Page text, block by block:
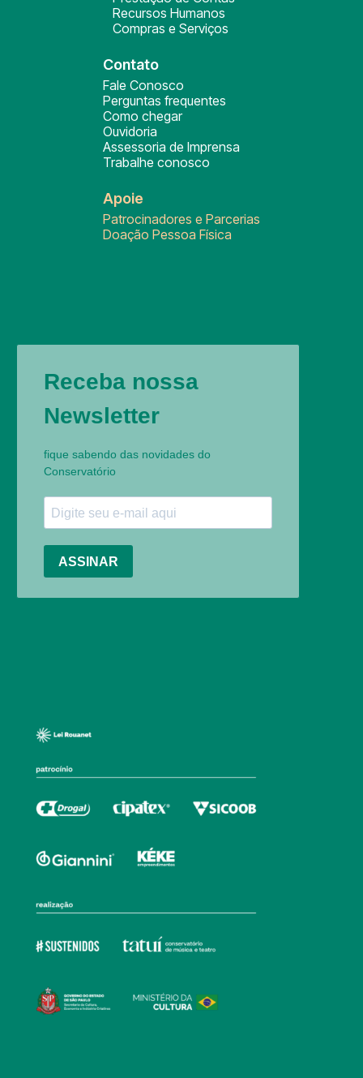
Recursos Humanos
Compras e Serviços
Contato
Fale Conosco
Perguntas frequentes
Como chegar
Ouvidoria
Assessoria de Imprensa
Trabalhe conosco
Apoie
Patrocinadores e Parcerias
Doação Pessoa Física